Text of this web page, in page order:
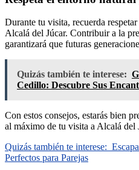
Durante tu visita, recuerda
Alcalá del Júcar. Contribuir a la
garantizará que futuras
Quizás también te interese:
Cedillo: Descubre Sus
Con estos consejos, estarás bien
al máximo de tu visita a Alcalá del
Quizás también te interese:
Perfectos para Parejas